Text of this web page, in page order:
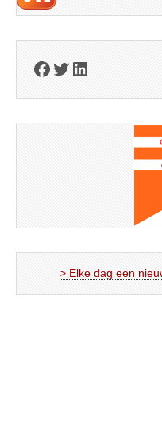
Facebook
Twitter
LinkedIn
> Elke dag een